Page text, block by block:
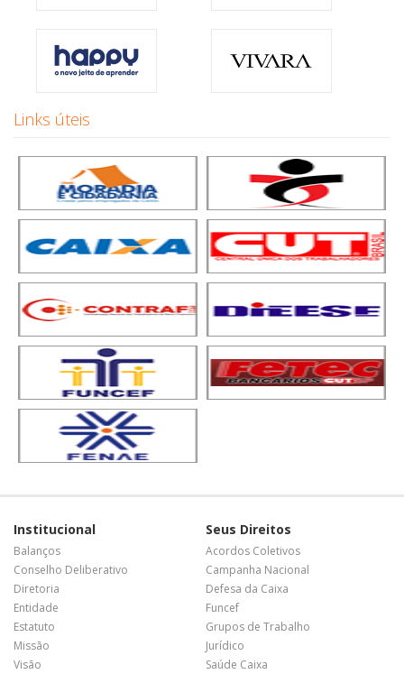
Links úteis
Institucional
Balanços
Conselho Deliberativo
Diretoria
Entidade
Estatuto
Missão
Visão
Seus Direitos
Acordos Coletivos
Campanha Nacional
Defesa da Caixa
Funcef
Grupos de Trabalho
Jurídico
Saúde Caixa